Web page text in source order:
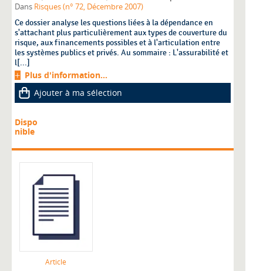
Dans Risques (n° 72, Décembre 2007)
Ce dossier analyse les questions liées à la dépendance en
s'attachant plus particulièrement aux types de couverture du
risque, aux financements possibles et à l'articulation entre
les systèmes publics et privés. Au sommaire : L'assurabilité et
l[...]
Plus d'information...
Ajouter à ma sélection
Dispo
nible
Article